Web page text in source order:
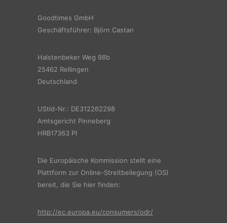
Goodtimes GmbH
Geschäftsführer: Björn Castan
Halstenbeker Weg 98b
25462 Rellingen
Deutschland
UStid-Nr.: DE312262298
Amtsgericht Pinneberg
HRB17363 PI
Die Europäische Kommission stellt eine
Plattform zur Online-Streitbeilegung (OS)
bereit, die Sie hier finden:
http://ec.europa.eu/consumers/odr/